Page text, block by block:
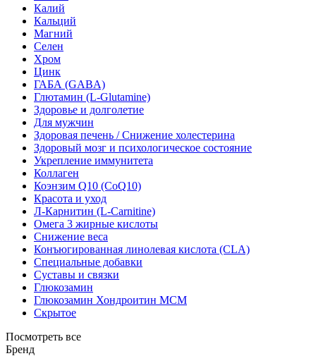
Калий
Кальций
Магний
Селен
Хром
Цинк
ГАБА (GABA)
Глютамин (L-Glutamine)
Здоровье и долголетие
Для мужчин
Здоровая печень / Cнижение холестерина
Здоровый мозг и психологическое состояние
Укрепление иммунитета
Коллаген
Коэнзим Q10 (CoQ10)
Красота и уход
Л-Карнитин (L-Сarnitine)
Омега 3 жирные кислоты
Снижение веса
Конъюгированная линолевая кислота (CLA)
Специальные добавки
Суставы и связки
Глюкозамин
Глюкозамин Хондроитин МСМ
Скрытое
Посмотреть все
Бренд